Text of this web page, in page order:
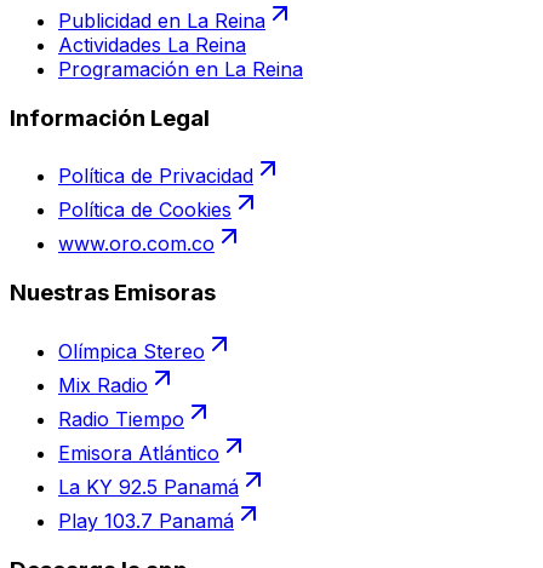
Publicidad en La Reina
Actividades La Reina
Programación en La Reina
Información Legal
Política de Privacidad
Política de Cookies
www.oro.com.co
Nuestras Emisoras
Olímpica Stereo
Mix Radio
Radio Tiempo
Emisora Atlántico
La KY 92.5 Panamá
Play 103.7 Panamá